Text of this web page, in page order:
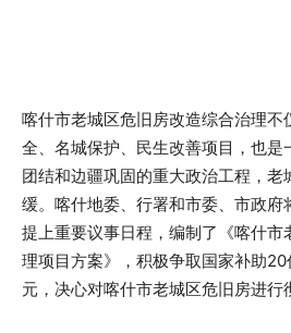
喀什市老城区危旧房改造综合治理不
全、名城保护、民生改善项目，也是
团结和边疆巩固的重大政治工程，老
缓。喀什地委、行署和市委、市政府
提上重要议事日程，编制了《喀什市
理项目方案》，积极争取国家补助
元，决心对喀什市老城区危旧房进行